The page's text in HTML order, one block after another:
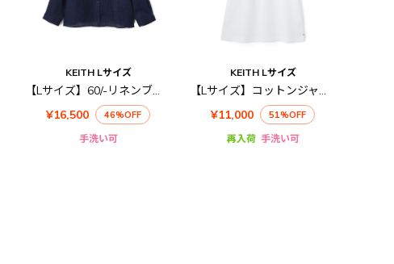
KEITH Lサイズ
【Lサイズ】60/-リネンブラウス
¥16,500
46%OFF
手洗い可
KEITH Lサイズ
【Lサイズ】コットンジャージーポロ
¥11,000
51%OFF
再入荷 手洗い可